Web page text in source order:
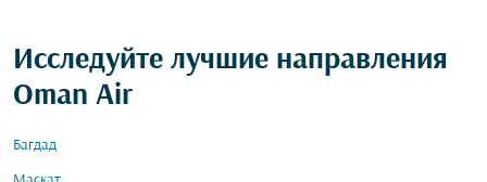
Исследуйте лучшие направления
Oman Air
Багдад